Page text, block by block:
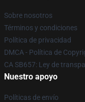
Sobre nosotros
Términos y condiciones
Política de privacidad
DMCA - Política de
CA SB657: Ley de
Nuestro apoyo
Políticas de envío